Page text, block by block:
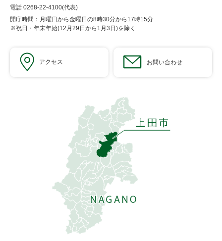
電話 0268-22-4100(代表)
開庁時間：月曜日から金曜日の8時30分から17時15分
※祝日・年末年始(12月29日から1月3日)を除く
アクセス お問い合わせ